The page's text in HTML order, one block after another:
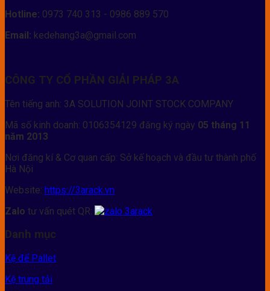
Hotline: 0973 740 313 - 0986 889 570
Email: kedehang3a@gmail.com
CÔNG TY CỔ PHẦN GIẢI PHÁP 3A
Tên tiếng anh: 3A SOLUTION JOINT STOCK COMPANY
Mã số kinh doanh: 0106354129 đăng ký ngày 05 tháng 11
năm 2013
Nơi đăng kí & Cơ quan cấp: Sở kế hoạch và đầu tư thành phố
Hà Nội
Website: https://3arack.vn
Zalo tư vấn quét QR:
Danh mục
Kệ để Pallet
Kệ trung tải